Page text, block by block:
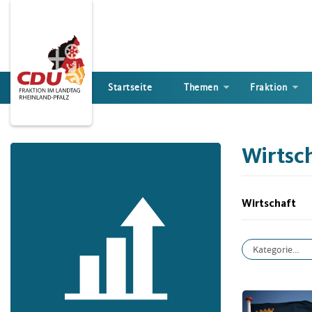
Startseite Themen Fraktion
Wirtschaft
Kategorie